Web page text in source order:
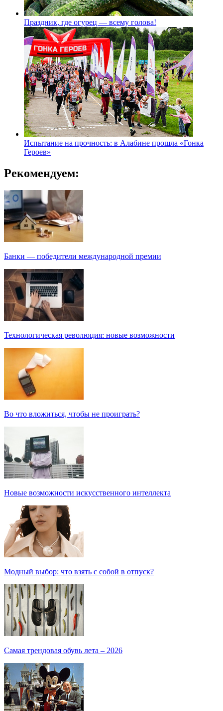
Праздник, где огурец — всему голова!
Испытание на прочность: в Алабине прошла «Гонка
Героев»
Рекомендуем:
Банки — победители международной премии
Технологическая революция: новые возможности
Во что вложиться, чтобы не проиграть?
Новые возможности искусственного интеллекта
Модный выбор: что взять с собой в отпуск?
Самая трендовая обувь лета – 2026